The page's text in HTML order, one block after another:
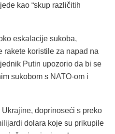
kao “skup različitih
eskalacije sukoba,
rakete koristile za napad na
Putin upozorio da bi se
sukobom s NATO-om i
doprinoseći s preko
dolara koje su prikupile